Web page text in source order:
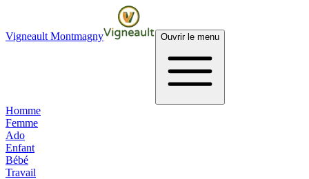
Vigneault Montmagny Ouvrir le menu
Homme
Femme
Ado
Enfant
Bébé
Travail